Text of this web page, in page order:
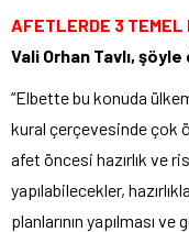
AFETLERDE 3 TEMEL
Vali Orhan Tavlı,
“Elbette bu konuda
kural çerçevesinde çok
afet öncesi hazırlık ve
yapılabilecekler,
planlarının yapılması